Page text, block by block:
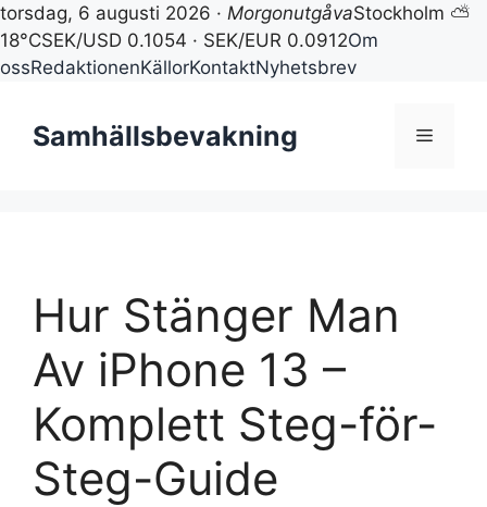
torsdag, 6 augusti 2026 · MorgonutgåvaStockholm ⛅
18°CSEK/USD 0.1054 · SEK/EUR 0.0912Om
ossRedaktionenKällorKontaktNyhetsbrev
innehållSamhällsbevakning Meny
Hur Stänger Man
Av iPhone 13 –
Komplett Steg-för-
Steg-Guide